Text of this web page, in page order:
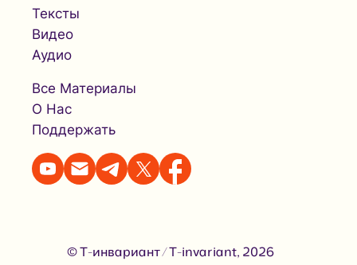
Тексты
Видео
Аудио
Все Материалы
О Нас
Поддержать
© Т-инвариант / T-invariant, 2026